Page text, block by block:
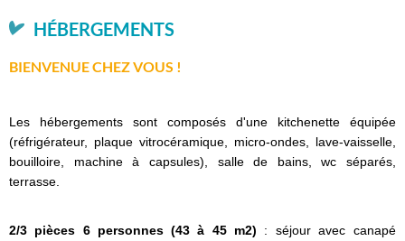
HÉBERGEMENTS
BIENVENUE CHEZ VOUS !
Les hébergements sont composés d'une kitchenette équipée
(réfrigérateur, plaque vitrocéramique, micro-ondes, lave-vaisselle,
bouilloire, machine à capsules), salle de bains, wc séparés,
terrasse.
2/3 pièces 6 personnes (43 à 45 m2) : séjour avec canapé